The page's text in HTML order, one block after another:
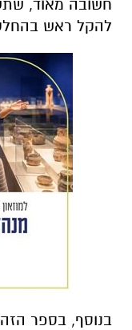
חשובה מאוד,
להקל ראש
בנוסף, בספר